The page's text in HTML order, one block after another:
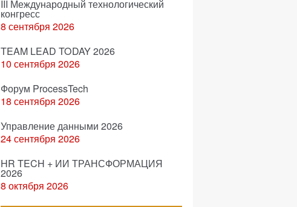
III Международный технологический
конгресс
8 сентября 2026
TEAM LEAD TODAY 2026
10 сентября 2026
Форум ProcessTech
18 сентября 2026
Управление данными 2026
24 сентября 2026
HR TECH + ИИ ТРАНСФОРМАЦИЯ
2026
8 октября 2026